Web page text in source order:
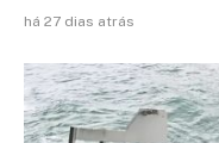
há 27 dias atrás